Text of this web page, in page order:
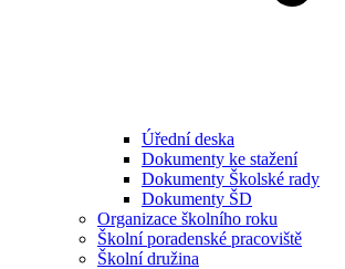
Úřední deska
Dokumenty ke stažení
Dokumenty Školské rady
Dokumenty ŠD
Organizace školního roku
Školní poradenské pracoviště
Školní družina